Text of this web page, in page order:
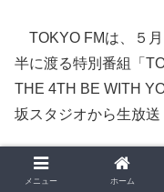
TOKYO FMは、５
半に渡る特別番組「
THE 4TH BE WITH
坂スタジオから生放送
「
メニュー ホーム